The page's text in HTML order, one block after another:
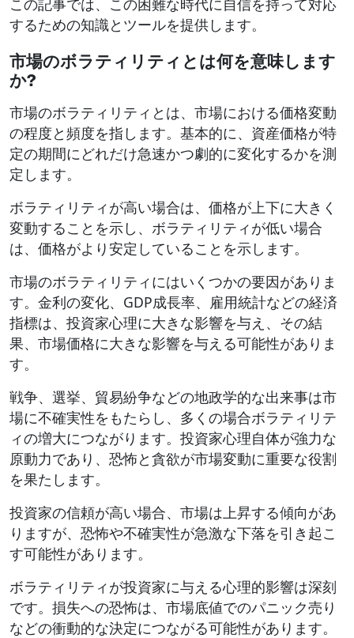
するための知識とツールを提供します。
市場のボラティリティとは何を意味します
か?
市場のボラティリティとは、市場における価格変動
の程度と頻度を指します。基本的に、資産価格が特
定の期間にどれだけ急速かつ劇的に変化するかを測
定します。
ボラティリティが高い場合は、価格が上下に大きく
変動することを示し、ボラティリティが低い場合
は、価格がより安定していることを示します。
市場のボラティリティにはいくつかの要因がありま
す。金利の変化、GDP成長率、雇用統計などの経済
指標は、投資家心理に大きな影響を与え、その結
果、市場価格に大きな影響を与える可能性がありま
す。
戦争、選挙、貿易紛争などの地政学的な出来事は市
場に不確実性をもたらし、多くの場合ボラティリテ
ィの増大につながります。投資家心理自体が強力な
原動力であり、恐怖と貪欲が市場変動に重要な役割
を果たします。
投資家の信頼が高い場合、市場は上昇する傾向があ
りますが、恐怖や不確実性が急激な下落を引き起こ
す可能性があります。
ボラティリティが投資家に与える心理的影響は深刻
です。損失への恐怖は、市場底値でのパニック売り
などの衝動的な決定につながる可能性があります。